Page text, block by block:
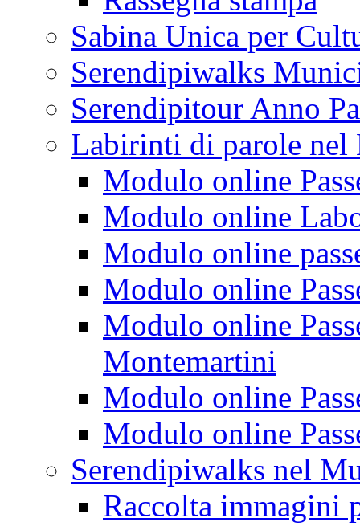
Sabina Unica per
Serendipiwalks
Serendipitour Anno
Labirinti di parole
Modulo online
Modulo online
Modulo online
Modulo online
Modulo online
Montemartini
Modulo online
Modulo online
Serendipiwalks nel
Raccolta immagini